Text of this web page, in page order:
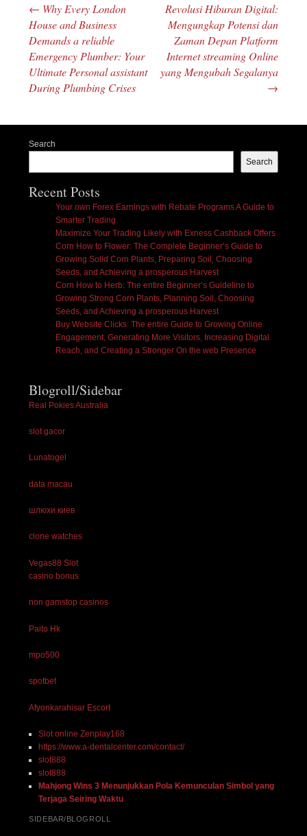
Post navigation
← Why Every London
House and Business
Demands a reliable
Emergency Plumber: Your
Ultimate Personal assistant
During Plumbing Crises
Revolusi Hiburan Digital:
Mengungkap Potensi dan
Zaman Depan Platform
Internet streaming Online
yang Mengubah Segalanya
→
Search
Search
Recent Posts
Your own Forex Earnings with Rebate Programs A Guide to
Smarter Trading
Maximize Your Trading Likely with Exness Cashback Offers
Corn How to Flower: The Complete Beginner’s Guide to
Growing Solid Corn Plants, Preparing Soil, Choosing
Seeds, and Achieving a prosperous Harvest
Corn How to Herb: The entire Beginner’s Guideline to
Growing Strong Corn Plants, Planning Soil, Choosing
Seeds, and Achieving a prosperous Harvest
Buy Website Clicks: The entire Guide to Growing Online
Engagement, Generating More Visitors, Increasing Digital
Reach, and Creating a Stronger On the web Presence
Blogroll/Sidebar
Real Pokies Australia
slot gacor
Lunatogel
data macau
шлюхи киев
clone watches
Vegas88 Slot
casino bonus
non gamstop casinos
Paito Hk
mpo500
spotbet
Afyonkarahisar Escort
Slot online Zenplay168
https://www.a-dentalcenter.com/contact/
slot888
slot888
Mahjong Wins 3 Menunjukkan Pola Kemunculan Simbol yang
Terjaga Seiring Waktu
SIDEBAR/BLOGROLL